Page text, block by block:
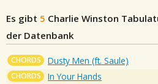
Es gibt 5 Charlie Winston
der Datenbank
CHORDS Dusty Men (ft. Saule)
CHORDS In Your Hands